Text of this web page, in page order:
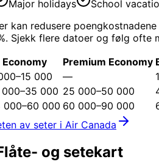
Major holidays
School
kan redusere
Sjekk flere datoer og følg ofte
Economy Premium Economy
000 —
000–35 000 25 000–50 000
000–60 000 60 000–90 000
av seter i Air Canada
og setekart